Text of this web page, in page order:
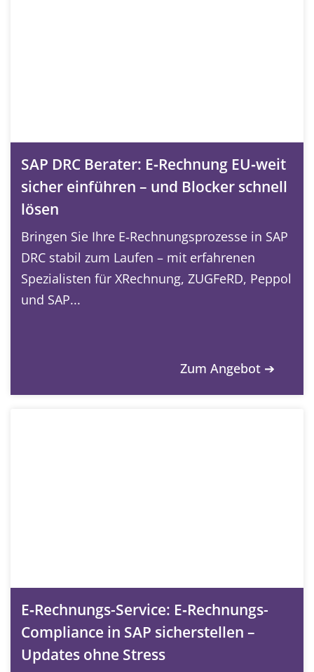
SAP DRC Berater: E‑Rechnung EU‑weit
sicher einführen – und Blocker schnell
lösen
Bringen Sie Ihre E‑Rechnungsprozesse in SAP
DRC stabil zum Laufen – mit erfahrenen
Spezialisten für XRechnung, ZUGFeRD, Peppol
und SAP...
Zum Angebot ➔
E‑Rechnungs-Service: E‑Rechnungs-
Compliance in SAP sicherstellen –
Updates ohne Stress